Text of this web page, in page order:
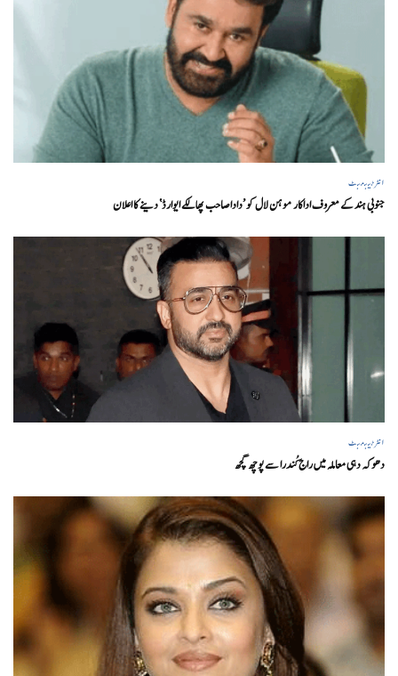
انٹرٹینمنٹ
جنوبی ہند کے معروف اداکار موہن لال کو ’داداصاحب پھالکے ایوارڈ‘ دینے کا اعلان
انٹرٹینمنٹ
دھوکہ دہی معاملہ میں راج کُندرا سے پوچھ گچھ